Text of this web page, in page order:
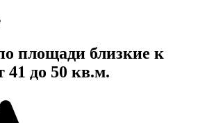
площади близкие к
41 до 50 кв.м.